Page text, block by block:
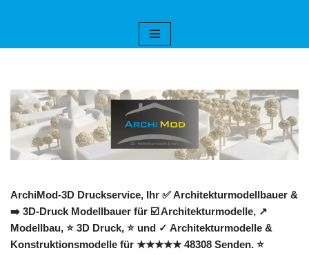
ArchiMod-3D Druckservice, Ihr ✅ Architekturmodellbauer &
➡️ 3D-Druck Modellbauer für ☑️ Architekturmodelle, ↗️
Modellbau, ⭐ 3D Druck, ⭐ und ✓ Architekturmodelle &
Konstruktionsmodelle für ★★★★★ 48308 Senden. ⭐